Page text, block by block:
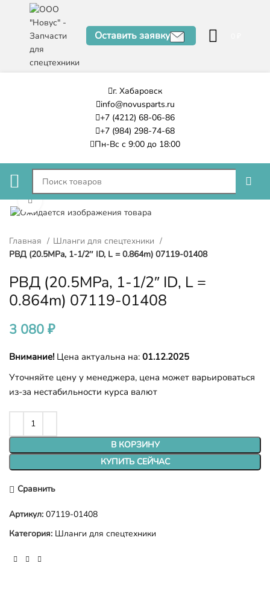
Оставить заявку
г. Хабаровск
info@novusparts.ru
+7 (4212) 68-06-86
+7 (984) 298-74-68
Пн-Вс с 9:00 до 18:00
Нажмите, чтобы увеличить
Главная
Шланги для спецтехники
РВД (20.5MPa, 1-1/2″ ID, L = 0.864m) 07119-01408
РВД (20.5MPa, 1-1/2″ ID, L =
0.864m) 07119-01408
3 080 ₽
Внимание! Цена актуальна на: 01.12.2025
Уточняйте цену у менеджера, цена может варьироваться
из-за нестабильности курса валют
В КОРЗИНУ
КУПИТЬ СЕЙЧАС
Сравнить
Артикул: 07119-01408
Категория: Шланги для спецтехники